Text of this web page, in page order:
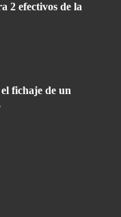
2 efectivos de la
fichaje de un